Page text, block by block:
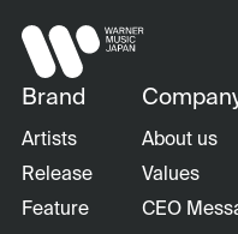
Brand
Artists
Release
Feature
About us
Values
CEO